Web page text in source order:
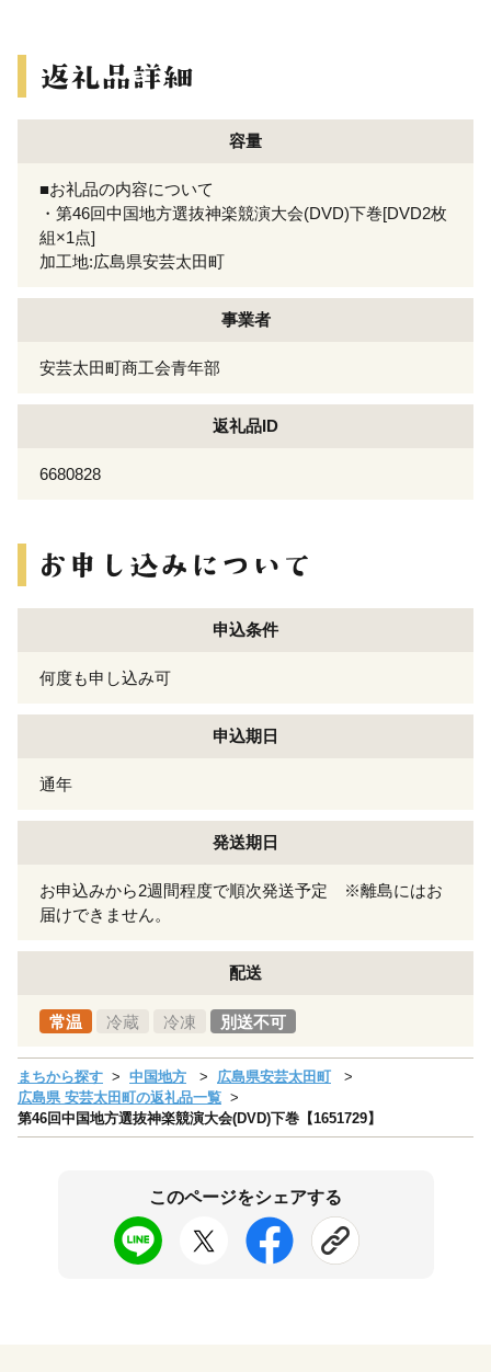
容量
■お礼品の内容について
・第46回中国地方選抜神楽競演大会(DVD)下巻[DVD2枚
組×1点]
加工地:広島県安芸太田町
事業者
安芸太田町商工会青年部
返礼品ID
6680828
申込条件
何度も申し込み可
申込期日
通年
発送期日
お申込みから2週間程度で順次発送予定 ※離島にはお
届けできません。
配送
常温 冷蔵 冷凍 別送不可
まちから探す 中国地方
広島県安芸太田町
広島県 安芸太田町の返礼品一覧
第46回中国地方選抜神楽競演大会(DVD)下巻【1651729】
このページをシェアする